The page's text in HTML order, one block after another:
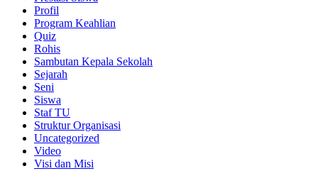
Profil
Program Keahlian
Quiz
Rohis
Sambutan Kepala Sekolah
Sejarah
Seni
Siswa
Staf TU
Struktur Organisasi
Uncategorized
Video
Visi dan Misi